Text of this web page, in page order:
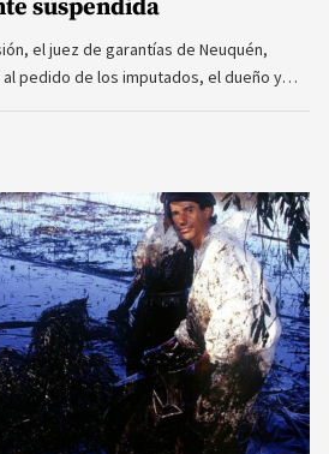
suspendida
el juez de garantías de Neuquén,
al pedido de los imputados, el dueño y…